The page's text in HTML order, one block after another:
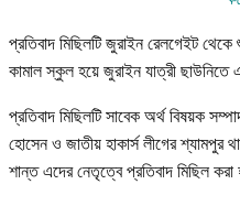
প্রতিবাদ মিছিলটি জুরাইন রেলগেইট
কামাল স্কুল হয়ে জুরাইন যাত্রী
প্রতিবাদ মিছিলটি সাবেক অর্থ বিষয়ক
হোসেন ও জাতীয় হাকার্স লীগের শ্যামপুর
শান্ত এদের নেতৃত্বে প্রতিবাদ মিছিল করা